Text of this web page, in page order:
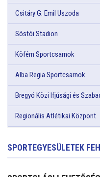
Csitáry G. Emil Uszoda
Sóstói Stadion
Köfém Sportcsarnok
Alba Regia Sportcsarnok
Bregyó Közi Ifjúsági és
Regionális Atlétikai Központ
SPORTEGYESÜLETEK